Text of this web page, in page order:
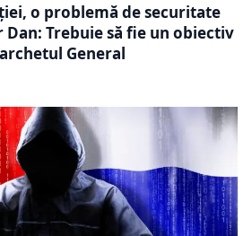
o problemă de securitate
Trebuie să fie un obiectiv
General